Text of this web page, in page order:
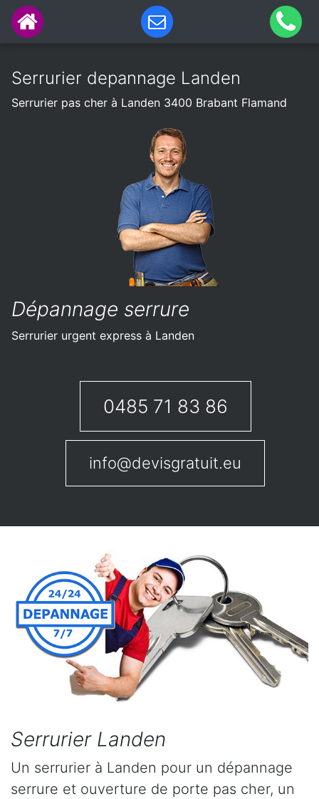
Serrurier depannage Landen
Serrurier pas cher à Landen 3400 Brabant Flamand
Dépannage serrure
Serrurier urgent express à Landen
0485 71 83 86
info@devisgratuit.eu
Serrurier Landen
Un serrurier à Landen pour un dépannage
serrure et ouverture de porte pas cher, un